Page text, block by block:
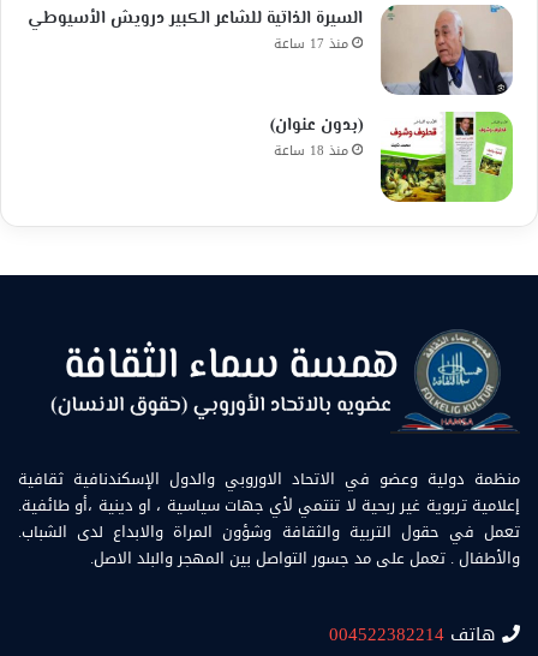
السيرة الذاتية للشاعر الكبير درويش الأسيوطي
منذ 17 ساعة
(بدون عنوان)
منذ 18 ساعة
منظمة دولية وعضو في الاتحاد الاوروبي والدول الإسكندنافية ثقافية
إعلامية تربوية غير ربحية لا تنتمي لأي جهات سياسية ، او دينية ،أو طائفية.
تعمل في حقول التربية والثقافة وشؤون المراة والابداع لدى الشباب.
والأطفال . تعمل على مد جسور التواصل بين المهجر والبلد الاصل.
هاتف 004522382214